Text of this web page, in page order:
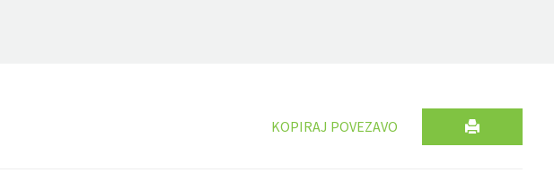
KOPIRAJ POVEZAVO